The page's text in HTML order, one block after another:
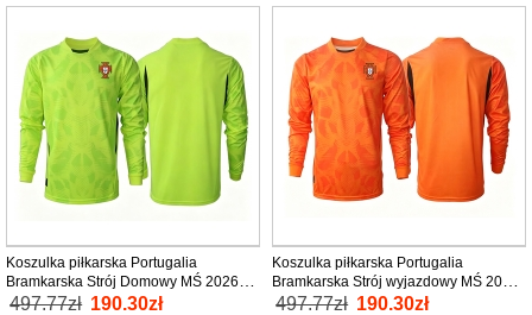
Koszulka piłkarska Portugalia
Bramkarska Strój Domowy MŚ 2026
tanio Długi Rękaw
497.77zł 190.30zł
Koszulka piłkarska Portugalia
Bramkarska Strój wyjazdowy MŚ 2026
tanio Długi Rękaw
497.77zł 190.30zł